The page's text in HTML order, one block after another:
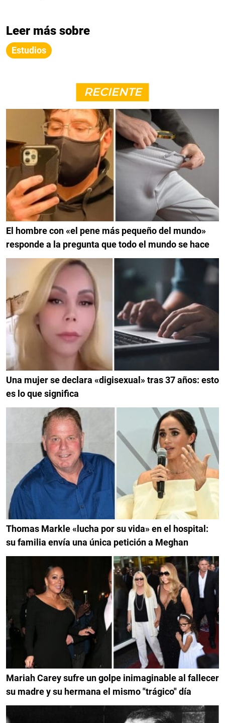
Leer más sobre
Estudios
RECIENTE
El hombre con «el pene más pequeño del mundo»
responde a la pregunta que todo el mundo se hace
Una mujer se declara «digisexual» tras 37 años: esto
es lo que significa
Thomas Markle «lucha por su vida» en el hospital:
su familia envía una única petición a Meghan
Mariah Carey sufre un golpe inimaginable al fallecer
su madre y su hermana el mismo "trágico" día